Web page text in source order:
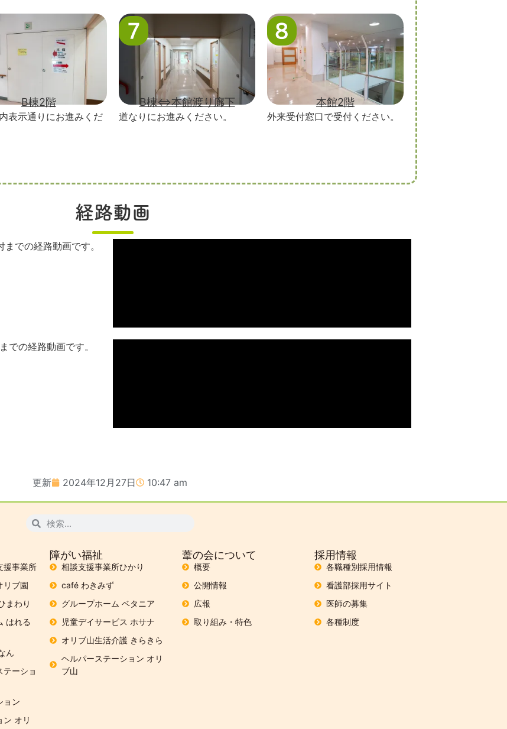
B棟2階
表示通りにお進みくだ
B棟⇔本館渡り廊下
道なりにお進みください。
本館2階
外来受付窓口で受付ください。
経路動画
での経路動画です。
の経路動画です。
更新 2024年12月27日 10:47 am
援事業所
リブ園
まわり
はれる
ん
テーショ
ョン
ン オリ
障がい福祉
相談支援事業所ひかり
café わきみず
グループホーム ベタニア
児童デイサービス ホサナ
オリブ山生活介護 きらきら
ヘルパーステーション オリ
ブ山
葦の会について
概要
公開情報
広報
取り組み・特色
採用情報
各職種別採用情報
看護部採用サイト
医師の募集
各種制度